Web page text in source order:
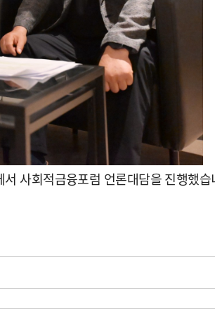
사회적금융포럼 언론대담을 진행했습